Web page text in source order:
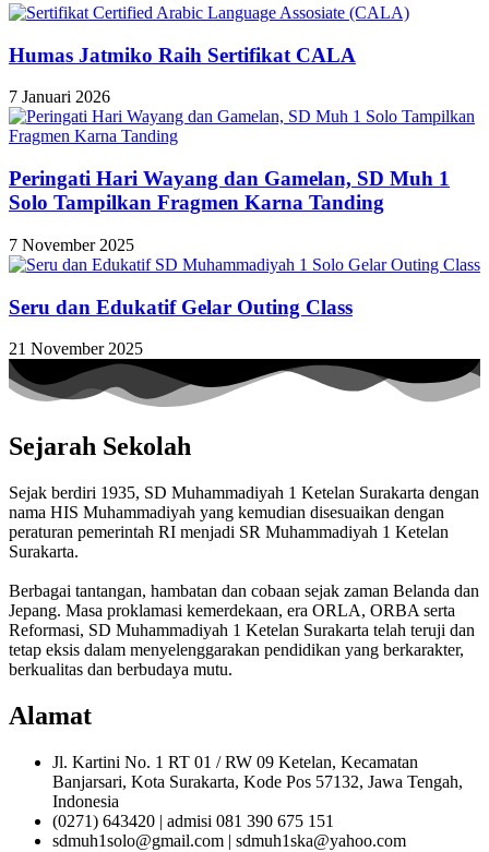
Humas Jatmiko Raih Sertifikat CALA
7 Januari 2026
Peringati Hari Wayang dan Gamelan, SD Muh 1
Solo Tampilkan Fragmen Karna Tanding
7 November 2025
Seru dan Edukatif Gelar Outing Class
21 November 2025
Sejarah Sekolah
Sejak berdiri 1935, SD Muhammadiyah 1 Ketelan Surakarta dengan
nama HIS Muhammadiyah yang kemudian disesuaikan dengan
peraturan pemerintah RI menjadi SR Muhammadiyah 1 Ketelan
Surakarta.
Berbagai tantangan, hambatan dan cobaan sejak zaman Belanda dan
Jepang. Masa proklamasi kemerdekaan, era ORLA, ORBA serta
Reformasi, SD Muhammadiyah 1 Ketelan Surakarta telah teruji dan
tetap eksis dalam menyelenggarakan pendidikan yang berkarakter,
berkualitas dan berbudaya mutu.
Alamat
Jl. Kartini No. 1 RT 01 / RW 09 Ketelan, Kecamatan
Banjarsari, Kota Surakarta, Kode Pos 57132, Jawa Tengah,
Indonesia
(0271) 643420 | admisi 081 390 675 151
sdmuh1solo@gmail.com | sdmuh1ska@yahoo.com